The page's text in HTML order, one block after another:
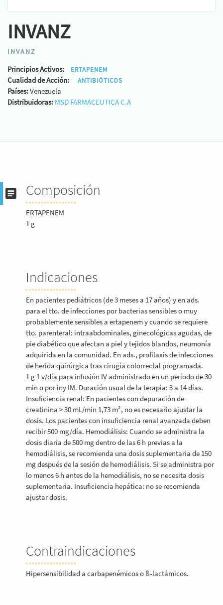
INVANZ
INVANZ
Principios Activos: ERTAPENEM
Cualidad de Acción: ANTIBIÓTICOS
Países:Venezuela
Distribuidoras: MSD FARMACEUTICA C.A
Composición
ERTAPENEM
1 g
Indicaciones
En pacientes pediátricos (de 3 meses a 17 años) y en ads.
para el tto. de infecciones por bacterias sensibles o muy
probablemente sensibles a ertapenem y cuando se requiere
tto. parenteral: intraabdominales, ginecológicas agudas, de
pie diabético que afectan a piel y tejidos blandos, neumonía
adquirida en la comunidad. En ads., profilaxis de infecciones
de herida quirúrgica tras cirugía colorrectal programada.
1 g 1 v/día para infusión IV administrado en un período de 30
min o por iny IM. Duración usual de la terapia: 3 a 14 días.
Insuficiencia renal: En pacientes con depuración de
creatinina > 30 mL/min 1,73 m², no es necesario ajustar la
dosis. Los pacientes con insuficiencia renal avanzada deben
recibir 500 mg/día. Hemodiálisis: Cuando se administra la
dosis diaria de 500 mg dentro de las 6 h previas a la
hemodiálisis, se recomienda una dosis suplementaria de 150
mg después de la sesión de hemodiálisis. Si se administra por
lo menos 6 h antes de la hemodiálisis, no se necesita dosis
suplementaria. Insuficiencia hepática: no se recomienda
ajustar dosis.
Contraindicaciones
Hipersensibilidad a carbapenémicos o ß-lactámicos.